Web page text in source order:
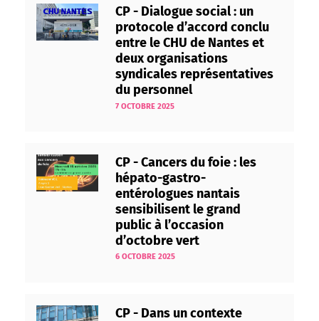
CP - Dialogue social : un
protocole d’accord conclu
entre le CHU de Nantes et
deux organisations
syndicales représentatives
du personnel
7 OCTOBRE 2025
CP - Cancers du foie : les
hépato-gastro-
entérologues nantais
sensibilisent le grand
public à l’occasion
d’octobre vert
6 OCTOBRE 2025
CP - Dans un contexte